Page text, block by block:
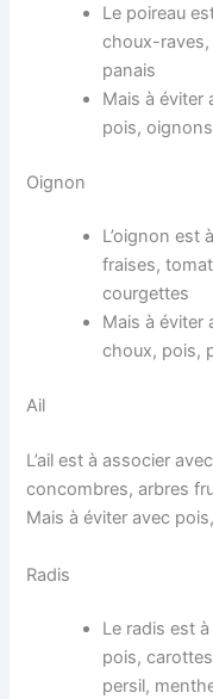
Le poireau
choux-raves,
panais
Mais à éviter
pois,
Oignon
L’oignon est
fraises,
courgettes
Mais à éviter
choux, pois,
Ail
L’ail est à associer
concombres, arbres
Mais à éviter avec
Radis
Le radis est
pois,
persil,